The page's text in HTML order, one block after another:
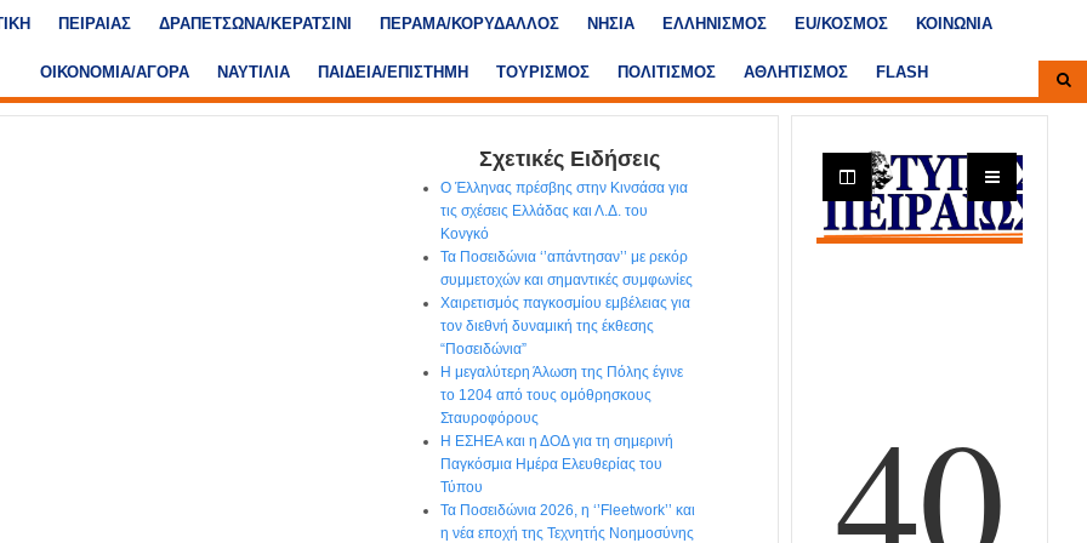
ΠΕΙΡΑΙΑΣ ΔΡΑΠΕΤΣΩΝΑ/ΚΕΡΑΤΣΙΝΙ ΠΕΡΑΜΑ/ΚΟΡΥΔΑΛΛΟΣ ΝΗΣΙΑ ΕΛΛΗΝΙΣΜΟΣ ΕU/ΚΟΣΜΟΣ ΚΟΙΝΩΝΙΑ
ΟΙΚΟΝΟΜΙΑ/ΑΓΟΡΑ ΝΑΥΤΙΛΙΑ ΠΑΙΔΕΙΑ/ΕΠΙΣΤΗΜΗ ΤΟΥΡΙΣΜΟΣ ΠΟΛΙΤΙΣΜΟΣ ΑΘΛΗΤΙΣΜΟΣ FLASH
Σχετικές Ειδήσεις
Ο Έλληνας πρέσβης στην Κινσάσα για
τις σχέσεις Ελλάδας και Λ.Δ. του
Κονγκό
Τα Ποσειδώνια ‘’απάντησαν’’ με ρεκόρ
συμμετοχών και σημαντικές συμφωνίες
Χαιρετισμός παγκοσμίου εμβέλειας για
τον διεθνή δυναμική της έκθεσης
“Ποσειδώνια”
Η μεγαλύτερη Άλωση της Πόλης έγινε
το 1204 από τους ομόθρησκους
Σταυροφόρους
Η ΕΣΗΕΑ και η ΔΟΔ για τη σημερινή
Παγκόσμια Ημέρα Ελευθερίας του
Τύπου
Τα Ποσειδώνια 2026, η ‘’Fleetwork’’ και
η νέα εποχή της Τεχνητής Νοημοσύνης